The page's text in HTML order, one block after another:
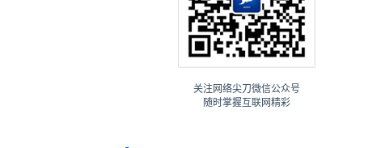
关注网络尖刀微信公众号
随时掌握互联网精彩